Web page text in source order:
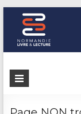
L'agence de